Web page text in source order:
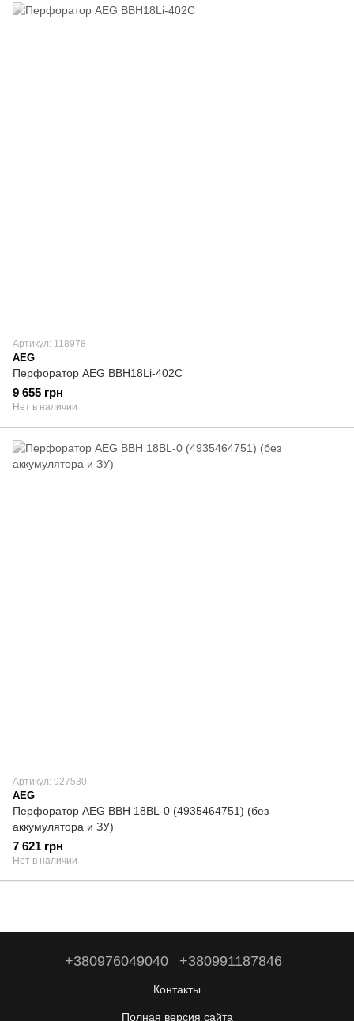
Артикул: 118978
AEG
Перфоратор AEG BBH18Li-402C
9 655 грн
Нет в наличии
Артикул: 927530
AEG
Перфоратор AEG BBH 18BL-0 (4935464751) (без
аккумулятора и ЗУ)
7 621 грн
Нет в наличии
+380976049040 +380991187846
Контакты
Полная версия сайта